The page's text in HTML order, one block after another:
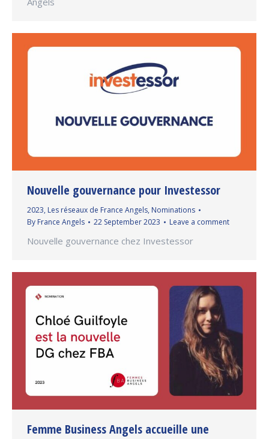
Nouvelle gouvernance pour Investessor
2023, Les réseaux de France Angels, Nominations
By France Angels 22 September 2023 Leave a comment
Nouvelle gouvernance chez Investessor
Femme Business Angels accueille une